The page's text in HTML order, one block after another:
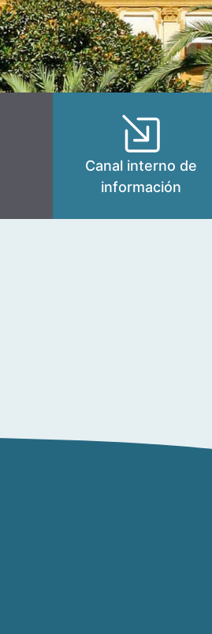
Canal interno de
información